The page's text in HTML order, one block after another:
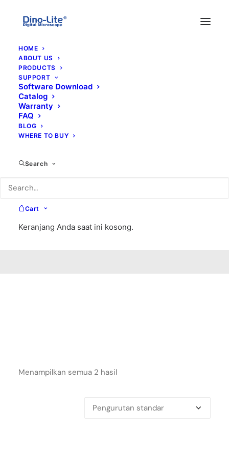
HOME
ABOUT US
PRODUCTS
SUPPORT
Software Download
Catalog
Warranty
FAQ
BLOG
WHERE TO BUY
Search
Cart
Keranjang Anda saat ini kosong.
Menampilkan semua 2 hasil